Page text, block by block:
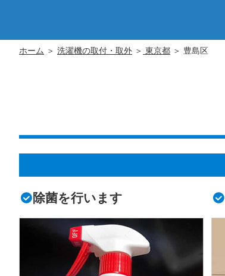
ホーム ＞ 洗濯機の取付・取外 ＞ 東京都 ＞ 豊島区
除菌を行います